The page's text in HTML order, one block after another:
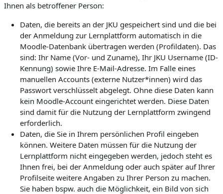
Ihnen als betroffener Person:
Daten, die bereits an der JKU gespeichert sind und die bei
der Anmeldung zur Lernplattform automatisch in die
Moodle-Datenbank übertragen werden (Profildaten). Das
sind: Ihr Name (Vor- und Zuname), Ihr JKU Username (ID-
Kennung) sowie Ihre E-Mail-Adresse. Im Falle eines
manuellen Accounts (externe Nutzer*innen) wird das
Passwort verschlüsselt abgelegt. Ohne diese Daten kann
kein Moodle-Account eingerichtet werden. Diese Daten
sind damit für die Nutzung der Lernplattform zwingend
erforderlich.
Daten, die Sie in Ihrem persönlichen Profil eingeben
können. Weitere Daten müssen für die Nutzung der
Lernplattform nicht eingegeben werden, jedoch steht es
Ihnen frei, bei der Anmeldung oder auch später auf Ihrer
Profilseite weitere Angaben zu Ihrer Person zu machen.
Sie haben bspw. auch die Möglichkeit, ein Bild von sich